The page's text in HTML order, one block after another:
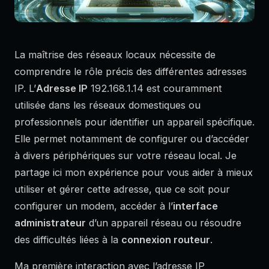
La maîtrise des réseaux locaux nécessite de
comprendre le rôle précis des différentes adresses
IP. L’Adresse IP 192.168.1.14 est couramment
utilisée dans les réseaux domestiques ou
professionnels pour identifier un appareil spécifique.
Elle permet notamment de configurer ou d’accéder
à divers périphériques sur votre réseau local. Je
partage ici mon expérience pour vous aider à mieux
utiliser et gérer cette adresse, que ce soit pour
configurer un modem, accéder à l’interface
administrateur d’un appareil réseau ou résoudre
des difficultés liées à la connexion routeur.
Ma première interaction avec l’adresse IP